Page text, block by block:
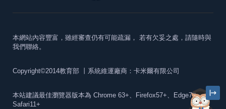
本網站內容豐富，雖經審查仍有可能疏漏， 若有欠妥之處，請隨時與
我們聯絡。
Copyright©2014教育部 丨系統維運廠商：卡米爾有限公司
本站建議最佳瀏覽器版本為 Chrome 63+、Firefox57+、Edge79+及
Safari11+